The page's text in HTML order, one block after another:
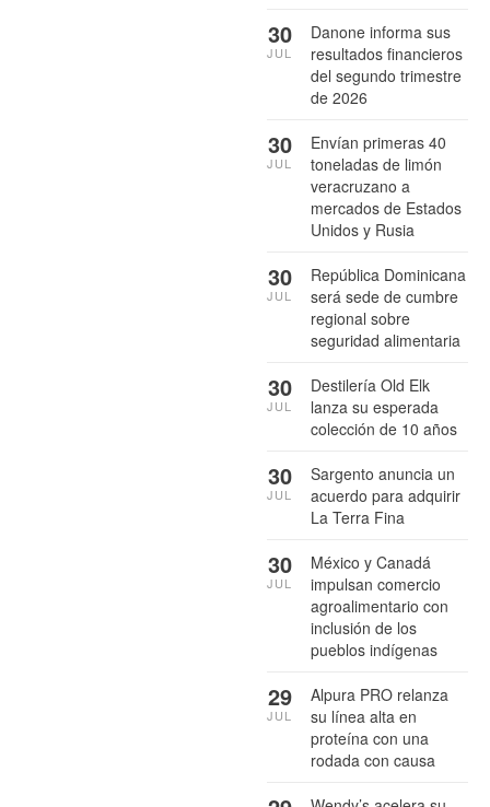
Danone informa sus
resultados financieros
del segundo trimestre
de 2026
30
JUL
Envían primeras 40
toneladas de limón
veracruzano a
mercados de Estados
Unidos y Rusia
30
JUL
República Dominicana
será sede de cumbre
regional sobre
seguridad alimentaria
30
JUL
Destilería Old Elk
lanza su esperada
colección de 10 años
30
JUL
Sargento anuncia un
acuerdo para adquirir
La Terra Fina
30
JUL
México y Canadá
impulsan comercio
agroalimentario con
inclusión de los
pueblos indígenas
30
JUL
Alpura PRO relanza
su línea alta en
proteína con una
rodada con causa
29
JUL